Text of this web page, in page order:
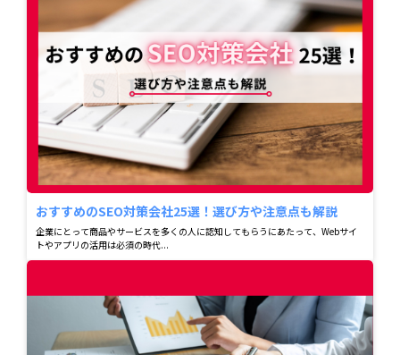
おすすめのSEO対策会社25選！選び方や注意点も解説
企業にとって商品やサービスを多くの人に認知してもらうにあたって、Webサイ
トやアプリの活用は必須の時代...